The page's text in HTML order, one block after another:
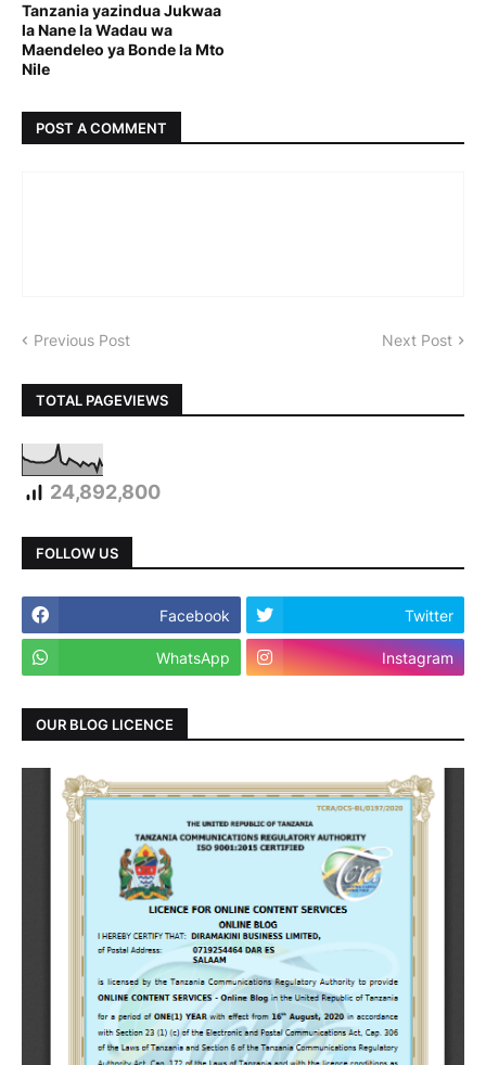
Tanzania yazindua Jukwaa
la Nane la Wadau wa
Maendeleo ya Bonde la Mto
Nile
POST A COMMENT
Previous Post Next Post
TOTAL PAGEVIEWS
24,892,800
FOLLOW US
Facebook Twitter
WhatsApp Instagram
OUR BLOG LICENCE